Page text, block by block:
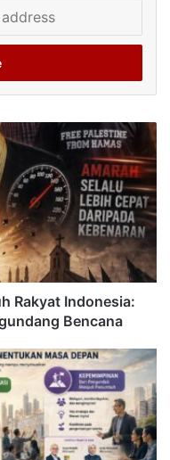
Rakyat Indonesia:
Bencana